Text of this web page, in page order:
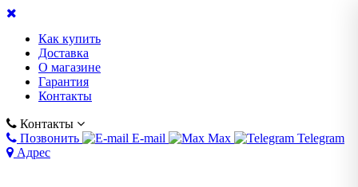
Как купить
Доставка
О магазине
Гарантия
Контакты
Контакты
Позвонить
E-mail Max
Telegram
Адрес